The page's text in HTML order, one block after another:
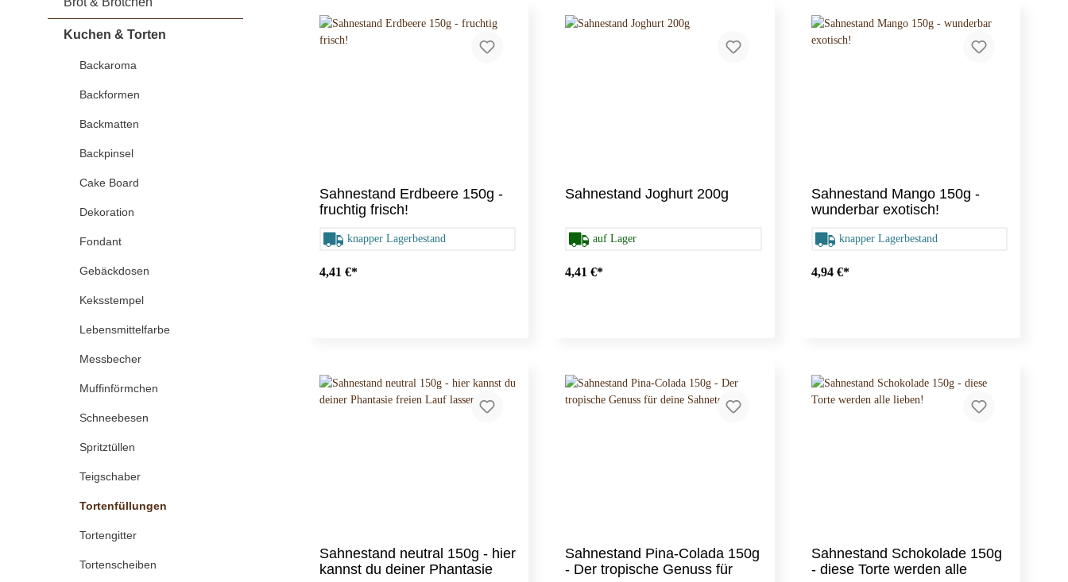
Holzschliff
Kunststoff
Peddigrohr
Kranzformen
Motivbackformen
Cake Board Dekoration Fondant Gebäckdosen
Keksstempel Lebensmittelfarbe Messbecher Muffinförmchen
Tortengitter
Ostern/ Frühling Pizza satt Valentinstag
Geschenkideen
Sonstiges
Weihnachtliche Gewürze
Wald Weihnachten
Kuchen & Torten
Backaroma
Backformen
Backmatten
Backpinsel
Cake Board
Dekoration
Fondant
Gebäckdosen
Keksstempel
Lebensmittelfarbe
Messbecher
Muffinförmchen
Schneebesen
Spritztüllen
Teigschaber
Tortenfüllungen
Tortengitter
Tortenscheiben
Sahnestand Erdbeere 150g -
fruchtig frisch!
knapper Lagerbestand
4,41 €*
Sahnestand Joghurt 200g
auf Lager
4,41 €*
Sahnestand Mango 150g -
wunderbar exotisch!
knapper Lagerbestand
4,94 €*
Sahnestand neutral 150g - hier
kannst du deiner Phantasie
Sahnestand Pina-Colada 150g
- Der tropische Genuss für
Sahnestand Schokolade 150g
- diese Torte werden alle